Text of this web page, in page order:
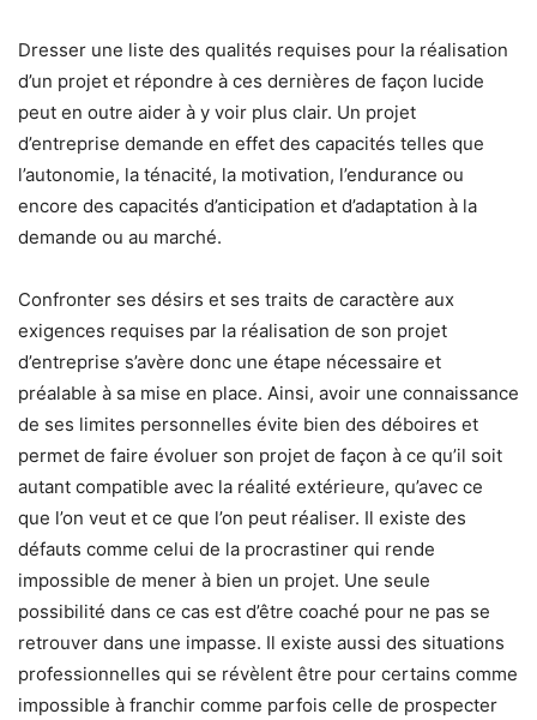
Dresser une liste des qualités requises pour la réalisation
d’un projet et répondre à ces dernières de façon lucide
peut en outre aider à y voir plus clair. Un projet
d’entreprise demande en effet des capacités telles que
l’autonomie, la ténacité, la motivation, l’endurance ou
encore des capacités d’anticipation et d’adaptation à la
demande ou au marché.
Confronter ses désirs et ses traits de caractère aux
exigences requises par la réalisation de son projet
d’entreprise s’avère donc une étape nécessaire et
préalable à sa mise en place. Ainsi, avoir une connaissance
de ses limites personnelles évite bien des déboires et
permet de faire évoluer son projet de façon à ce qu’il soit
autant compatible avec la réalité extérieure, qu’avec ce
que l’on veut et ce que l’on peut réaliser. Il existe des
défauts comme celui de la procrastiner qui rende
impossible de mener à bien un projet. Une seule
possibilité dans ce cas est d’être coaché pour ne pas se
retrouver dans une impasse. Il existe aussi des situations
professionnelles qui se révèlent être pour certains comme
impossible à franchir comme parfois celle de prospecter